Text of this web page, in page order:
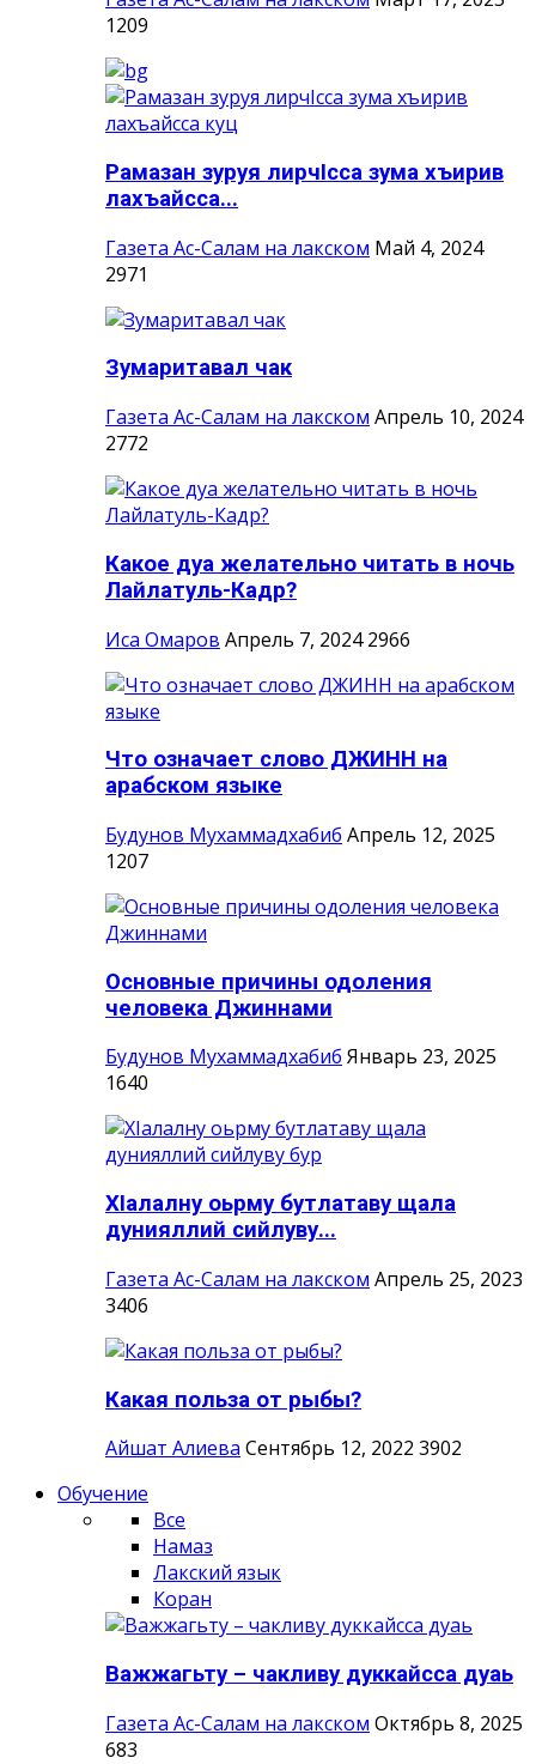
1209
Рамазан зуруя лирчIсса зума хъирив
лахъайсса...
Газета Ас-Салам на лакском Май 4, 2024
2971
Зумаритавал чак
Газета Ас-Салам на лакском Апрель 10, 2024
2772
Какое дуа желательно читать в ночь
Лайлатуль-Кадр?
Иса Омаров Апрель 7, 2024 2966
Что означает слово ДЖИНН на
арабском языке
Будунов Мухаммадхабиб Апрель 12, 2025
1207
Основные причины одоления
человека Джиннами
Будунов Мухаммадхабиб Январь 23, 2025
1640
ХIалалну оьрму бутлатаву щала
дунияллий сийлуву...
Газета Ас-Салам на лакском Апрель 25, 2023
3406
Какая польза от рыбы?
Айшат Алиева Сентябрь 12, 2022 3902
Обучение
Все
Намаз
Лакский язык
Коран
Важжагьту – чакливу дуккайсса дуаь
Газета Ас-Салам на лакском Октябрь 8, 2025
683